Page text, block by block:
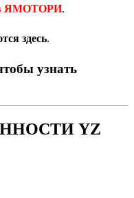
в ЯМОТОРИ.
здесь.
узнать
YZ